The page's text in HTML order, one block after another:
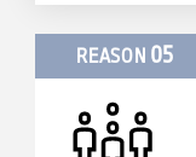
REASON 05